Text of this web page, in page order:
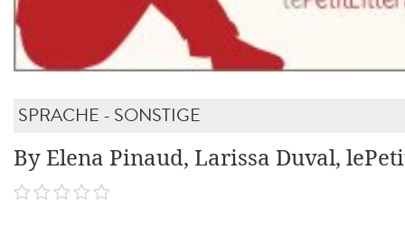
SPRACHE - SONSTIGE
By Elena Pinaud, Larissa Duval,